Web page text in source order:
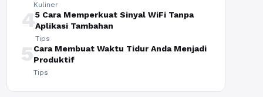
Kuliner
45 Cara Memperkuat Sinyal WiFi Tanpa
Aplikasi Tambahan
Tips
5Cara Membuat Waktu Tidur Anda Menjadi
Produktif
Tips